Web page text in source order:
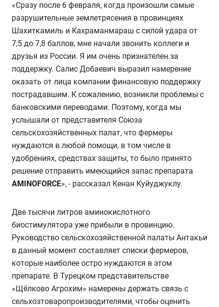
«Сразу после 6 февраля, когда произошли самые
разрушительные землетрясения в провинциях
Шахиткамиль и Кахраманмараш с силой удара от
7,5 до 7,8 баллов, мне начали звонить коллеги и
друзья из России. Я им очень признателен за
поддержку. Салис Добаевич выразил намерение
оказать от лица компании финансовую поддержку
пострадавшим. К сожалению, возникли проблемы с
банковскими переводами. Поэтому, когда мы
услышали от представителя Союза
сельскохозяйственных палат, что фермеры
нуждаются в любой помощи, в том числе в
удобрениях, средствах защиты, то было принято
решение отправить имеющийся запас препарата
AMINOFORCE», - рассказал Кенан Куйуджуклу.
Две тысячи литров аминокислотного
биостимулятора уже прибыли в провинцию.
Руководство сельскохозяйственной палаты Антакьи
в данный момент составляет списки фермеров,
которые наиболее остро нуждаются в этом
препарате. В Турецком представительстве
«Щёлково Агрохим» намерены держать связь с
сельхозтоваропроизводителями, чтобы оценить